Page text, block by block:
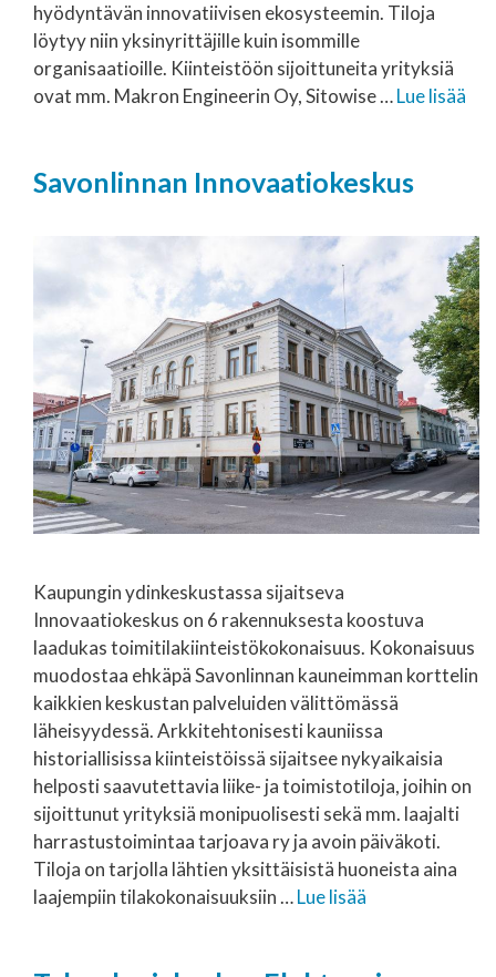
hyödyntävän innovatiivisen ekosysteemin. Tiloja
löytyy niin yksinyrittäjille kuin isommille
organisaatioille. Kiinteistöön sijoittuneita yrityksiä
ovat mm. Makron Engineerin Oy, Sitowise …Lue lisää
Savonlinnan Innovaatiokeskus
Kaupungin ydinkeskustassa sijaitseva
Innovaatiokeskus on 6 rakennuksesta koostuva
laadukas toimitilakiinteistökokonaisuus. Kokonaisuus
muodostaa ehkäpä Savonlinnan kauneimman korttelin
kaikkien keskustan palveluiden välittömässä
läheisyydessä. Arkkitehtonisesti kauniissa
historiallisissa kiinteistöissä sijaitsee nykyaikaisia
helposti saavutettavia liike- ja toimistotiloja, joihin on
sijoittunut yrityksiä monipuolisesti sekä mm. laajalti
harrastustoimintaa tarjoava ry ja avoin päiväkoti.
Tiloja on tarjolla lähtien yksittäisistä huoneista aina
laajempiin tilakokonaisuuksiin …Lue lisää